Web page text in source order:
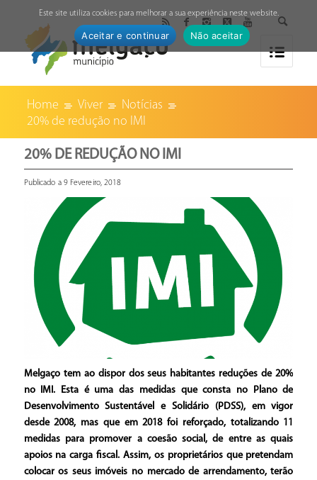
Home Viver
Notícias
20% de redução no IMI
20% DE REDUÇÃO NO IMI
Publicado a 9 Fevereiro, 2018
Melgaço tem ao dispor dos seus habitantes reduções de 20%
no IMI. Esta é uma das medidas que consta no Plano de
Desenvolvimento Sustentável e Solidário (PDSS), em vigor
desde 2008, mas que em 2018 foi reforçado, totalizando 11
medidas para promover a coesão social, de entre as quais
apoios na carga fiscal. Assim, os proprietários que pretendam
colocar os seus imóveis no mercado de arrendamento, terão
Este site utiliza cookies para melhorar a sua experiência neste website.
Aceitar e continuar Não aceitar